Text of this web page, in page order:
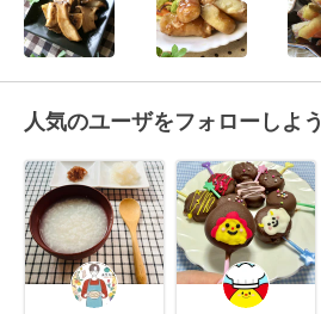
人気のユーザをフォローしよう